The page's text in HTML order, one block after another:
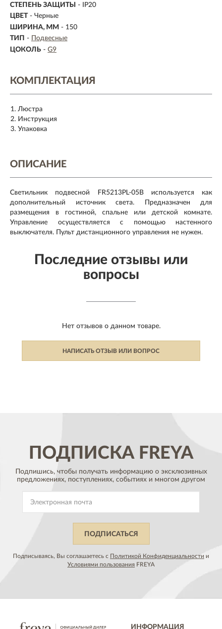
СТЕПЕНЬ ЗАЩИТЫ
- IP20
ЦВЕТ - Черные
ШИРИНА, ММ - 150
ТИП -
Подвесные
ЦОКОЛЬ - G9
КОМПЛЕКТАЦИЯ
Люстра
Инструкция
Упаковка
ОПИСАНИЕ
Светильник подвесной FR5213PL-05B используется как
дополнительный источник света. Предназначен для
размещения в гостиной, спальне или детской комнате.
Управление осуществляется с помощью настенного
выключателя. Пульт дистанционного управления не нужен.
Последние отзывы или
вопросы
Нет отзывов о данном товаре.
НАПИСАТЬ ОТЗЫВ ИЛИ ВОПРОС
ПОДПИСКА FREYA
Подпишись, чтобы получать информацию о эксклюзивных
предложениях, поступлениях, событиях и многом другом
ПОДПИСАТЬСЯ
Подписываясь, Вы соглашаетесь с Политикой Конфиденциальности и
Условиями пользования FREYA
ИНФОРМАЦИЯ